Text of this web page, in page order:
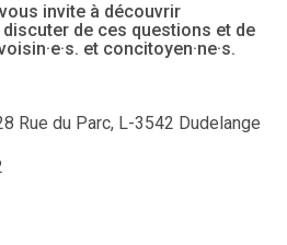
invite à découvrir
de ces questions et de
et concitoyen·ne·s.
Rue du Parc, L-3542 Dudelange